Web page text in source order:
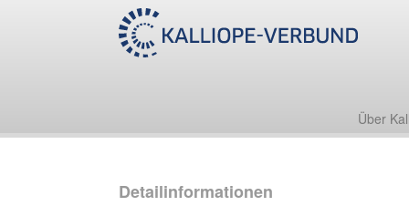
Über
Detailinformationen